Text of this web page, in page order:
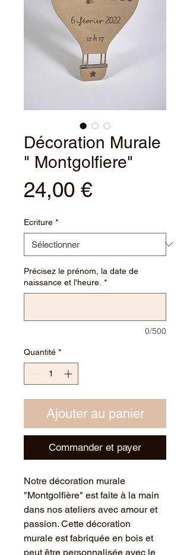
Décoration Murale
" Montgolfiere"
24,00 €Prix
Ecriture *
Précisez le prénom, la date de
naissance et l'heure. *
0/500
Quantité *
Ajouter au panier
Commander et payer
Notre décoration murale
"Montgolfière" est faite à la main
dans nos ateliers avec amour et
passion. Cette décoration
murale est fabriquée en bois et
peut être personnalisée avec le